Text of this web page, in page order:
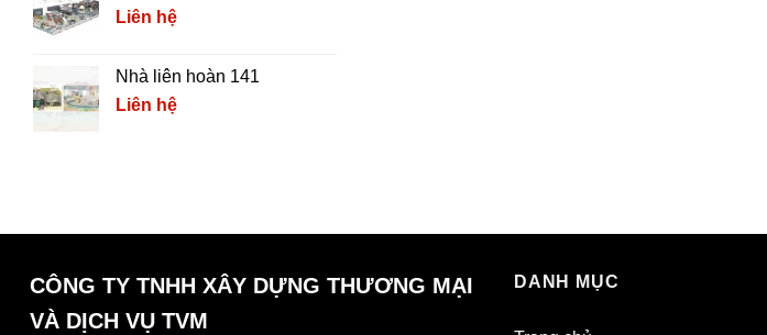
Liên hệ
Nhà liên hoàn 141
Liên hệ
CÔNG TY TNHH XÂY DỰNG THƯƠNG MẠI
VÀ DỊCH VỤ TVM
DANH MỤC